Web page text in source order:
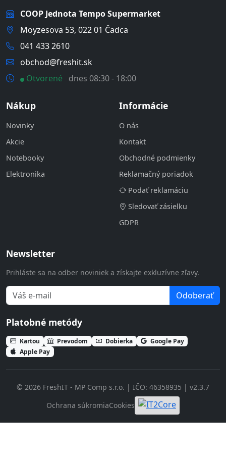
COOP Jednota Tempo Supermarket
Moyzesova 53, 022 01 Čadca
041 433 2610
obchod@freshit.sk
Otvorené
dnes 08:30 - 18:00
Nákup
Novinky
Akcie
Notebooky
Elektronika
Informácie
O nás
Kontakt
Obchodné podmienky
Reklamačný poriadok
Podať reklamáciu
Sledovať zásielku
GDPR
Newsletter
Prihláste sa na odber noviniek a získajte exkluzívne zľavy.
Odoberať
Platobné metódy
Kartou Prevodom Dobierka
Google Pay
Apple Pay
© 2026 FreshIT - MP Comp s.r.o. | IČO: 46358935 | v2.3.7
Ochrana súkromiaCookies